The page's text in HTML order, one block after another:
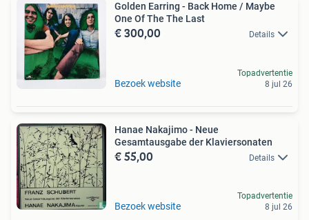
Golden Earring - Back Home / Maybe
One Of The The Last
€ 300,00 Details
Bezoek website
Topadvertentie
8 jul 26
Hanae Nakajimo - Neue
Gesamtausgabe der Klaviersonaten
€ 55,00 Details
Bezoek website
Topadvertentie
8 jul 26